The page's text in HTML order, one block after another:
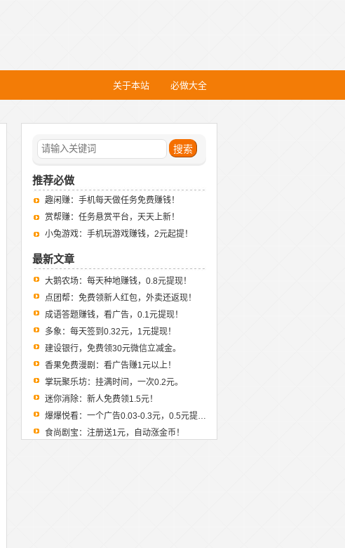
关于本站 必做大全
推荐必做
趣闲赚：手机每天做任务免费赚钱！
赏帮赚：任务悬赏平台，天天上新！
小兔游戏：手机玩游戏赚钱，2元起提！
最新文章
大鹅农场：每天种地赚钱，0.8元提现！
点团帮：免费领新人红包，外卖还返现！
成语答题赚钱，看广告，0.1元提现！
多象：每天签到0.32元，1元提现！
建设银行，免费领30元微信立减金。
香果免费漫剧：看广告赚1元以上！
掌玩聚乐坊：挂满时间，一次0.2元。
迷你消除：新人免费领1.5元！
爆爆悦看：一个广告0.03-0.3元，0.5元提现！
食尚剧宝：注册送1元，自动涨金币！